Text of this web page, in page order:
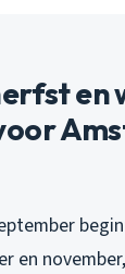
en
en